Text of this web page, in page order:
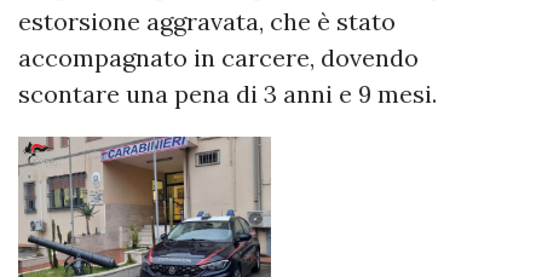
estorsione aggravata, che è stato
accompagnato in carcere, dovendo
scontare una pena di 3 anni e 9 mesi.